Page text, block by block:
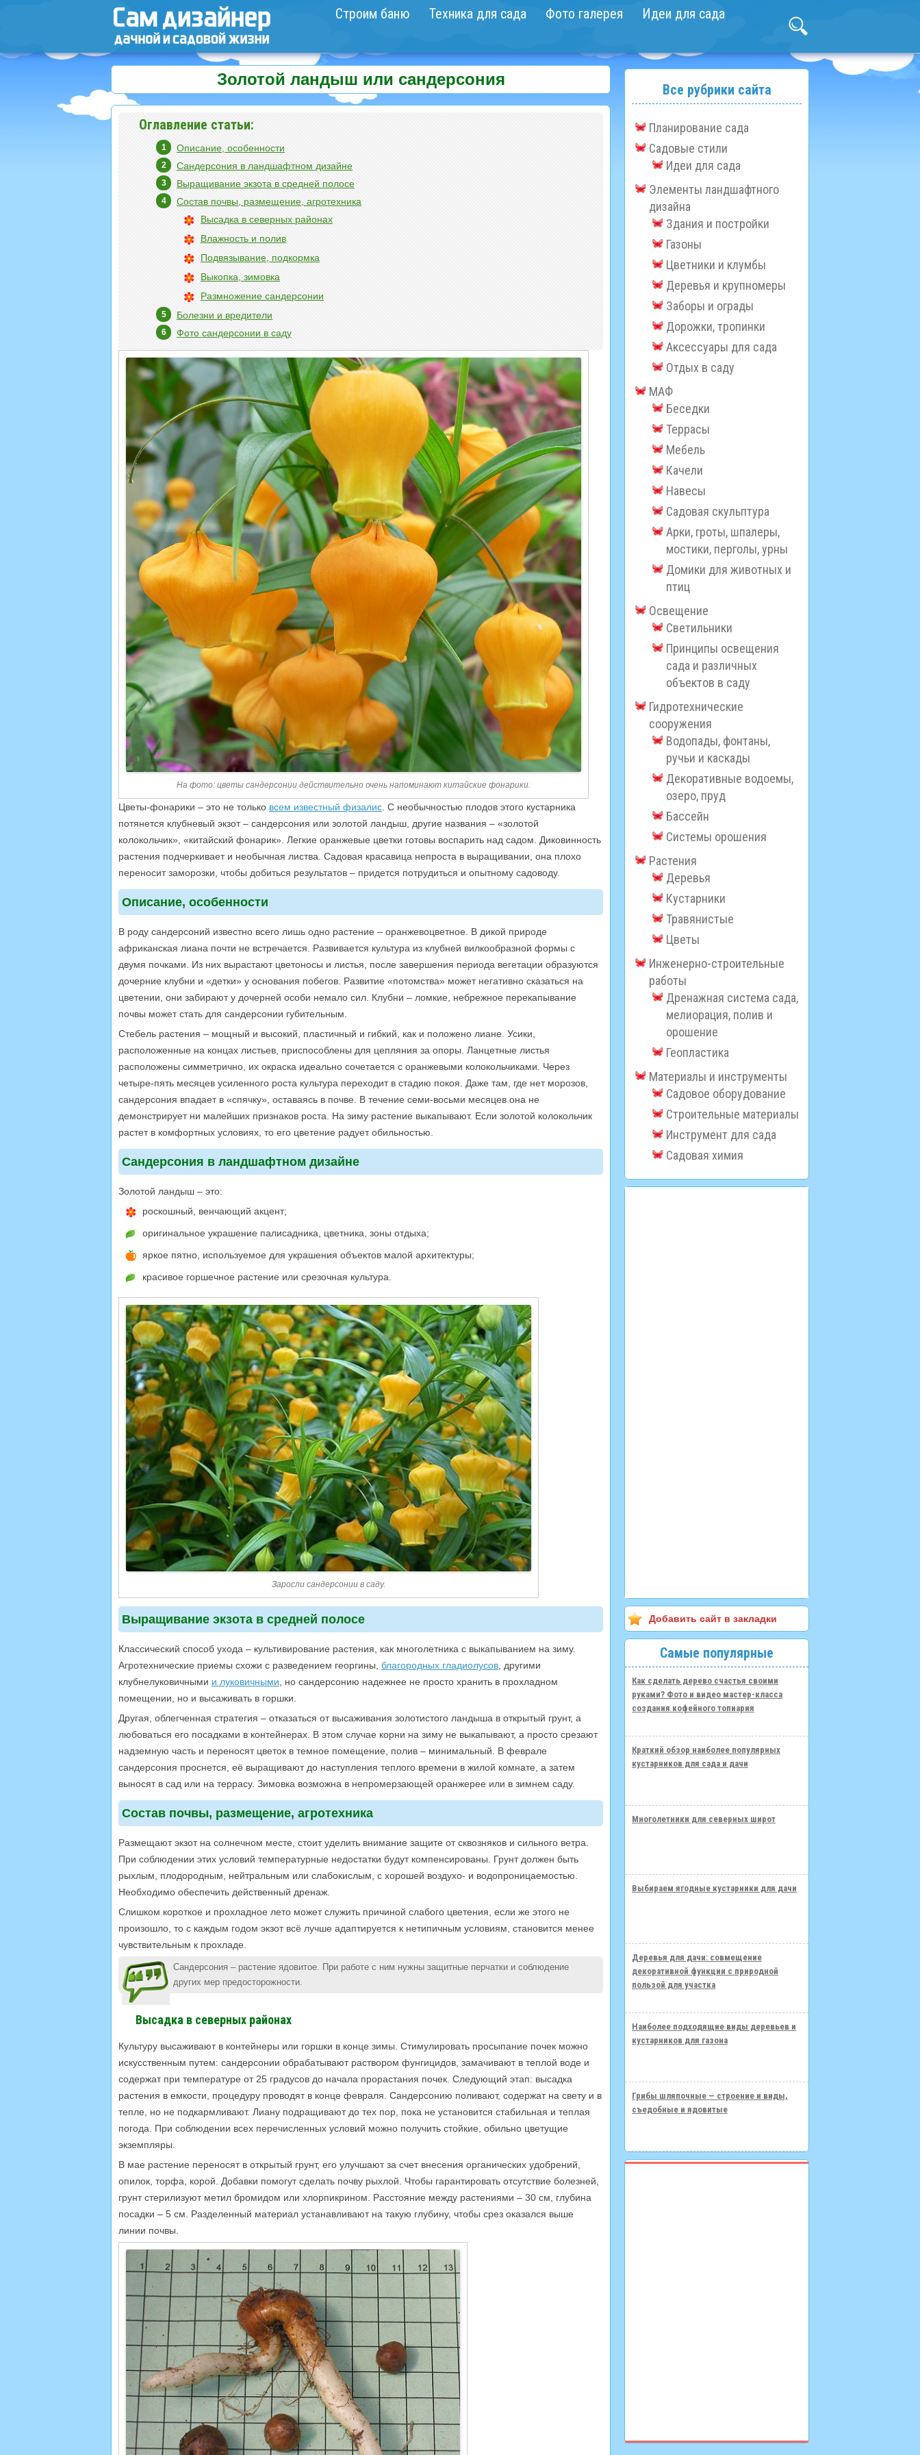
Идеи для сада
Фото галерея
Техника для сада
Строим баню
Золотой ландыш или сандерсония
Оглавление статьи:
Описание, особенности
Сандерсония в ландшафтном дизайне
Выращивание экзота в средней полосе
Состав почвы, размещение, агротехника
Высадка в северных районах
Влажность и полив
Подвязывание, подкормка
Выкопка, зимовка
Размножение сандерсонии
Болезни и вредители
Фото сандерсонии в саду
На фото: цветы сандерсонии действительно очень напоминают китайские фонарики.
Цветы-фонарики – это не только всем известный физалис . С необычностью плодов этого кустарника
потянется клубневый экзот – сандерсония или золотой ландыш, другие названия – «золотой
колокольчик», «китайский фонарик». Легкие оранжевые цветки готовы воспарить над садом. Диковинность
растения подчеркивает и необычная листва. Садовая красавица непроста в выращивании, она плохо
переносит заморозки, чтобы добиться результатов – придется потрудиться и опытному садоводу.
Описание, особенности
В роду сандерсоний известно всего лишь одно растение – оранжевоцветное. В дикой природе
африканская лиана почти не встречается. Развивается культура из клубней вилкообразной формы с
двумя почками. Из них вырастают цветоносы и листья, после завершения периода вегетации образуются
дочерние клубни и «детки» у основания побегов. Развитие «потомства» может негативно сказаться на
цветении, они забирают у дочерней особи немало сил. Клубни – ломкие, небрежное перекапывание
почвы может стать для сандерсонии губительным.
Стебель растения – мощный и высокий, пластичный и гибкий, как и положено лиане. Усики,
расположенные на концах листьев, приспособлены для цепляния за опоры. Ланцетные листья
расположены симметрично, их окраска идеально сочетается с оранжевыми колокольчиками. Через
четыре-пять месяцев усиленного роста культура переходит в стадию покоя. Даже там, где нет морозов,
сандерсония впадает в «спячку», оставаясь в почве. В течение семи-восьми месяцев она не
демонстрирует ни малейших признаков роста. На зиму растение выкапывают. Если золотой колокольчик
растет в комфортных условиях, то его цветение радует обильностью.
Сандерсония в ландшафтном дизайне
Золотой ландыш – это:
роскошный, венчающий акцент;
оригинальное украшение палисадника, цветника, зоны отдыха;
яркое пятно, используемое для украшения объектов малой архитектуры;
красивое горшечное растение или срезочная культура.
Заросли сандерсонии в саду.
Выращивание экзота в средней полосе
Классический способ ухода – культивирование растения, как многолетника с выкапыванием на зиму.
Агротехнические приемы схожи с разведением георгины, благородных гладиолусов, другими
клубнелуковичными и луковичными, но сандерсонию надежнее не просто хранить в прохладном
помещении, но и высаживать в горшки.
Другая, облегченная стратегия – отказаться от высаживания золотистого ландыша в открытый грунт, а
любоваться его посадками в контейнерах. В этом случае корни на зиму не выкапывают, а просто срезают
надземную часть и переносят цветок в темное помещение, полив – минимальный. В феврале
сандерсония проснется, её выращивают до наступления теплого времени в жилой комнате, а затем
выносят в сад или на террасу. Зимовка возможна в непромерзающей оранжерее или в зимнем саду.
Состав почвы, размещение, агротехника
Размещают экзот на солнечном месте, стоит уделить внимание защите от сквозняков и сильного ветра.
При соблюдении этих условий температурные недостатки будут компенсированы. Грунт должен быть
рыхлым, плодородным, нейтральным или слабокислым, с хорошей воздухо- и водопроницаемостью.
Необходимо обеспечить действенный дренаж.
Слишком короткое и прохладное лето может служить причиной слабого цветения, если же этого не
произошло, то с каждым годом экзот всё лучше адаптируется к нетипичным условиям, становится менее
чувствительным к прохладе.
Сандерсония – растение ядовитое. При работе с ним нужны защитные перчатки и соблюдение
других мер предосторожности.
Высадка в северных районах
Культуру высаживают в контейнеры или горшки в конце зимы. Стимулировать просыпание почек можно
искусственным путем: сандерсонии обрабатывают раствором фунгицидов, замачивают в теплой воде и
содержат при температуре от 25 градусов до начала прорастания почек. Следующий этап: высадка
растения в емкости, процедуру проводят в конце февраля. Сандерсонию поливают, содержат на свету и в
тепле, но не подкармливают. Лиану подращивают до тех пор, пока не установится стабильная и теплая
погода. При соблюдении всех перечисленных условий можно получить стойкие, обильно цветущие
экземпляры.
В мае растение переносят в открытый грунт, его улучшают за счет внесения органических удобрений,
опилок, торфа, корой. Добавки помогут сделать почву рыхлой. Чтобы гарантировать отсутствие болезней,
грунт стерилизуют метил бромидом или хлорпикрином. Расстояние между растениями – 30 см, глубина
посадки – 5 см. Разделенный материал устанавливают на такую глубину, чтобы срез оказался выше
линии почвы.
Все рубрики сайта
Планирование сада
Садовые стили
Идеи для сада
Элементы ландшафтного
дизайна
Здания и постройки
Газоны
Цветники и клумбы
Деревья и крупномеры
Заборы и ограды
Дорожки, тропинки
Аксессуары для сада
Отдых в саду
МАФ
Беседки
Террасы
Мебель
Качели
Навесы
Садовая скульптура
Арки, гроты, шпалеры,
мостики, перголы, урны
Домики для животных и
птиц
Освещение
Светильники
Принципы освещения
сада и различных
объектов в саду
Гидротехнические
сооружения
Водопады, фонтаны,
ручьи и каскады
Декоративные водоемы,
озеро, пруд
Бассейн
Системы орошения
Растения
Деревья
Кустарники
Травянистые
Цветы
Инженерно-строительные
работы
Дренажная система сада,
мелиорация, полив и
орошение
Геопластика
Материалы и инструменты
Садовое оборудование
Строительные материалы
Инструмент для сада
Садовая химия
Добавить сайт в закладки
Самые популярные
Как сделать дерево счастья своими
руками? Фото и видео мастер-класса
создания кофейного топиария
Краткий обзор наиболее популярных
кустарников для сада и дачи
Многолетники для северных широт
Выбираем ягодные кустарники для дачи
Деревья для дачи: совмещение
декоративной функции с природной
пользой для участка
Наиболее подходящие виды деревьев и
кустарников для газона
Грибы шляпочные — строение и виды,
съедобные и ядовитые